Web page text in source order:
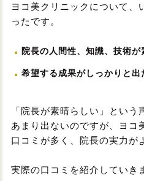
ヨコ美クリニックについて、
ったです。
院長の人間性、知識、技術が
希望する成果がしっかりと出
「院長が素晴らしい」とい
あまり出ないのですが、ヨコ
口コミが多く、院長の実力が
実際の口コミを紹介していき